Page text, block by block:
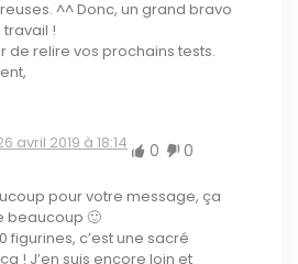
^^ Donc, un grand bravo
!
de relire vos prochains tests.
avril 2019 à 18:14 0 0
pour votre message, ça
beaucoup 🙂
figurines, c’est une sacré
! J’en suis encore loin et